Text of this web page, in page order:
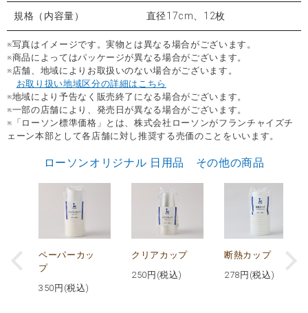
規格（内容量） 直径17cm、12枚
※写真はイメージです。実物とは異なる場合がございます。
※商品によってはパッケージが異なる場合がございます。
※店舗、地域によりお取扱いのない場合がございます。
お取り扱い地域区分の詳細はこちら
※地域により予告なく販売終了になる場合がございます。
※一部の店舗により、発売日が異なる場合がございます。
※「ローソン標準価格」とは、株式会社ローソンがフランチャイズチ
ェーン本部として各店舗に対し推奨する売価のことをいいます。
ローソンオリジナル 日用品 その他の商品
ペーパーカッ
プ
350 円(税込)
クリアカップ
250 円(税込)
断熱カップ
278 円(税込)